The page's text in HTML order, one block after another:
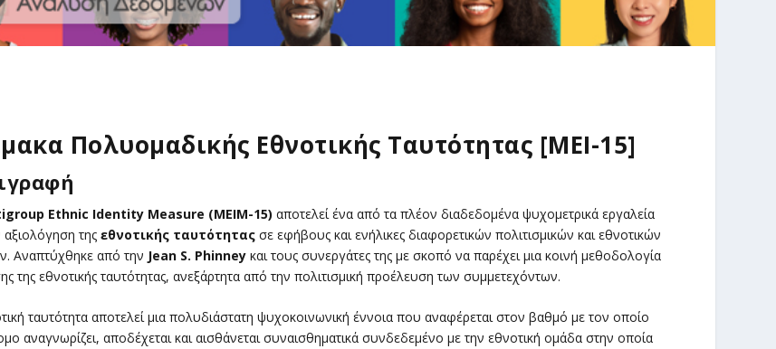
Πολυομαδικής Εθνοτικής Ταυτότητας [MEI-15]
Ethnic Identity Measure (MEIM-15) αποτελεί ένα από τα πλέον διαδεδομένα ψυχομετρικά εργαλεία
αξιολόγηση της εθνοτικής ταυτότηταςσε εφήβους και ενήλικες διαφορετικών πολιτισμικών και εθνοτικών
Αναπτύχθηκε από την Jean S. Phinneyκαι τους συνεργάτες της με σκοπό να παρέχει μια κοινή μεθοδολογία
της εθνοτικής ταυτότητας, ανεξάρτητα από την πολιτισμική προέλευση των συμμετεχόντων.
ταυτότητα αποτελεί μια πολυδιάστατη ψυχοκοινωνική έννοια που αναφέρεται στον βαθμό με τον οποίο
αναγνωρίζει, αποδέχεται και αισθάνεται συναισθηματικά συνδεδεμένο με την εθνοτική ομάδα στην οποία